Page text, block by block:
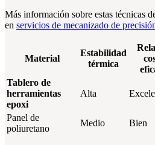
Más información sobre estas técnicas
en servicios de mecanizado de
Material
Estabilidad
térmica
Tablero de
herramientas
epoxi
Alta
Panel de
poliuretano
Medio Bien